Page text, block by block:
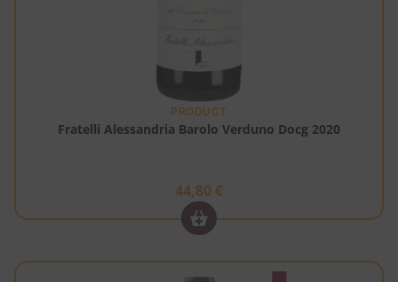
PRODUCT
Fratelli Alessandria Barolo Verduno Docg 2020
44,80 €